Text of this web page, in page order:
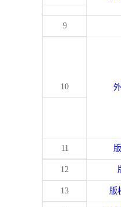
9
10
11
12
13 版